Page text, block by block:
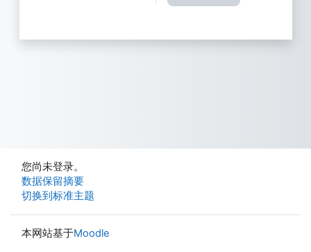
您尚未登录。
‎数据保留摘要‎
切换到标准主题
本网站基于Moodle